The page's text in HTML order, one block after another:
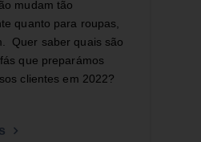
mudam tão
quanto para roupas,
Quer saber quais são
que preparámos
clientes em 2022?